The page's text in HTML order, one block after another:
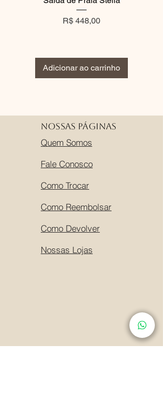
Para conservar o courino, limpe apenas
com pano levemente úmido e não
Preço
R$ 448,00
Adicionar ao carrinho
Nossas Páginas
Quem Somos
Fale Conosco
Como Trocar
Como Reembolsar
Como Devolver
Nossas Lojas